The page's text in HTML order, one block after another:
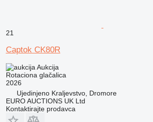
21
Captok CK80R
Aukcija
Rotaciona glačalica
2026
Ujedinjeno Kraljevstvo, Dromore
EURO AUCTIONS UK Ltd
Kontaktirajte prodavca